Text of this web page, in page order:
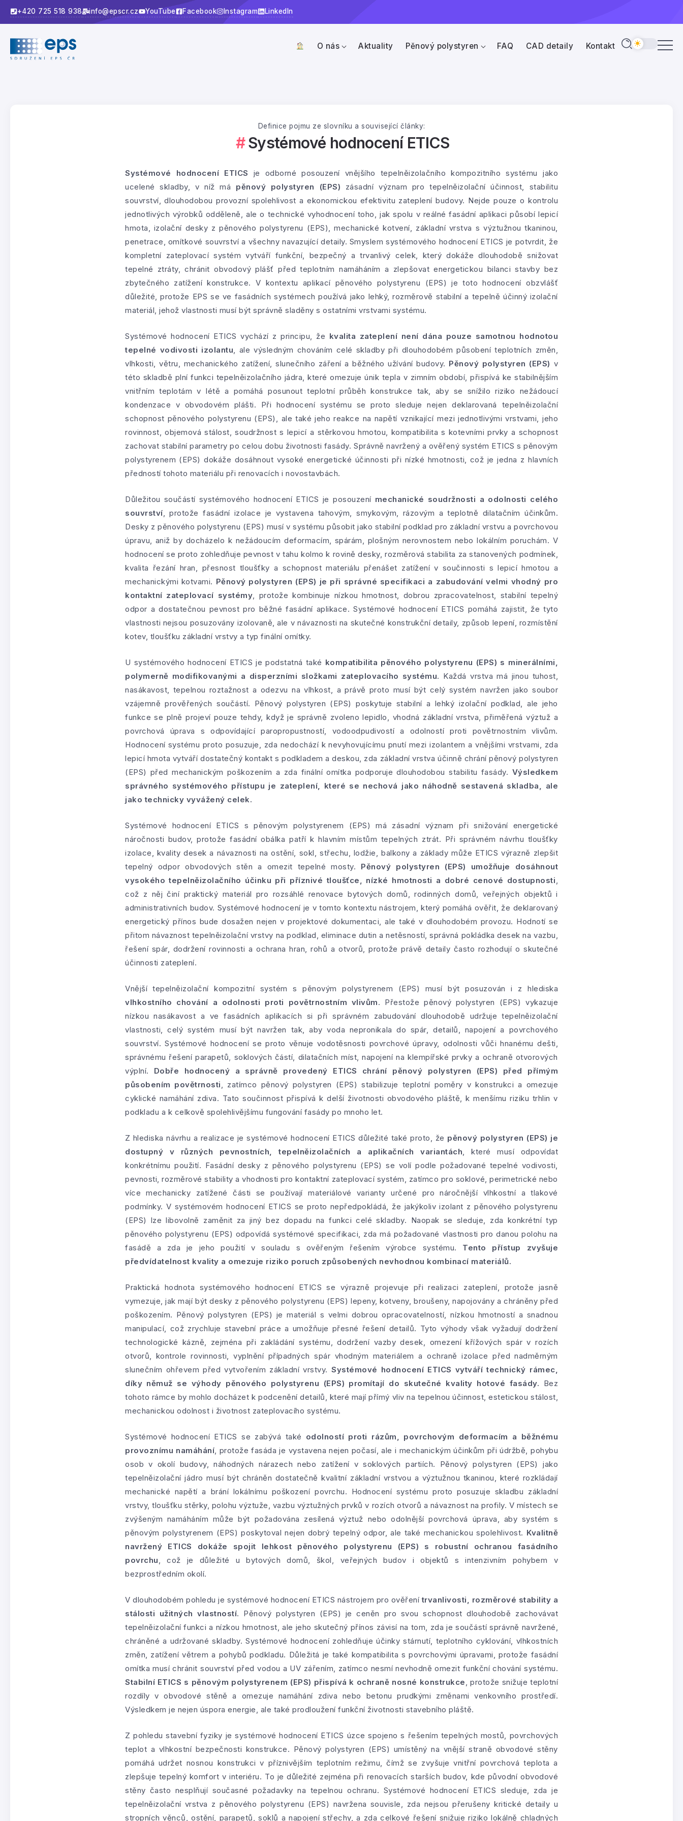
+420 725 518 938 info@epscr.cz YouTube Facebook Instagram LinkedIn
O nás Aktuality Pěnový polystyren FAQ CAD detaily Kontakt
Definice pojmu ze slovníku a související články:
Systémové hodnocení ETICS
Systémové hodnocení ETICS je odborné posouzení vnějšího tepelněizolačního kompozitního systému jako
ucelené skladby, v níž má pěnový polystyren (EPS) zásadní význam pro tepelněizolační účinnost, stabilitu
souvrství, dlouhodobou provozní spolehlivost a ekonomickou efektivitu zateplení budovy. Nejde pouze o kontrolu
jednotlivých výrobků odděleně, ale o technické vyhodnocení toho, jak spolu v reálné fasádní aplikaci působí lepicí
hmota, izolační desky z pěnového polystyrenu (EPS), mechanické kotvení, základní vrstva s výztužnou tkaninou,
penetrace, omítkové souvrství a všechny navazující detaily. Smyslem systémového hodnocení ETICS je potvrdit, že
kompletní zateplovací systém vytváří funkční, bezpečný a trvanlivý celek, který dokáže dlouhodobě snižovat
tepelné ztráty, chránit obvodový plášť před teplotním namáháním a zlepšovat energetickou bilanci stavby bez
zbytečného zatížení konstrukce. V kontextu aplikací pěnového polystyrenu (EPS) je toto hodnocení obzvlášť
důležité, protože EPS se ve fasádních systémech používá jako lehký, rozměrově stabilní a tepelně účinný izolační
materiál, jehož vlastnosti musí být správně sladěny s ostatními vrstvami systému.
Systémové hodnocení ETICS vychází z principu, že kvalita zateplení není dána pouze samotnou hodnotou
tepelné vodivosti izolantu, ale výsledným chováním celé skladby při dlouhodobém působení teplotních změn,
vlhkosti, větru, mechanického zatížení, slunečního záření a běžného užívání budovy. Pěnový polystyren (EPS) v
této skladbě plní funkci tepelněizolačního jádra, které omezuje únik tepla v zimním období, přispívá ke stabilnějším
vnitřním teplotám v létě a pomáhá posunout teplotní průběh konstrukce tak, aby se snížilo riziko nežádoucí
kondenzace v obvodovém plášti. Při hodnocení systému se proto sleduje nejen deklarovaná tepelněizolační
schopnost pěnového polystyrenu (EPS), ale také jeho reakce na napětí vznikající mezi jednotlivými vrstvami, jeho
rovinnost, objemová stálost, soudržnost s lepicí a stěrkovou hmotou, kompatibilita s kotevními prvky a schopnost
zachovat stabilní parametry po celou dobu životnosti fasády. Správně navržený a ověřený systém ETICS s pěnovým
polystyrenem (EPS) dokáže dosáhnout vysoké energetické účinnosti při nízké hmotnosti, což je jedna z hlavních
předností tohoto materiálu při renovacích i novostavbách.
Důležitou součástí systémového hodnocení ETICS je posouzení mechanické soudržnosti a odolnosti celého
souvrství, protože fasádní izolace je vystavena tahovým, smykovým, rázovým a teplotně dilatačním účinkům.
Desky z pěnového polystyrenu (EPS) musí v systému působit jako stabilní podklad pro základní vrstvu a povrchovou
úpravu, aniž by docházelo k nežádoucím deformacím, spárám, plošným nerovnostem nebo lokálním poruchám. V
hodnocení se proto zohledňuje pevnost v tahu kolmo k rovině desky, rozměrová stabilita za stanovených podmínek,
kvalita řezání hran, přesnost tloušťky a schopnost materiálu přenášet zatížení v součinnosti s lepicí hmotou a
mechanickými kotvami. Pěnový polystyren (EPS) je při správné specifikaci a zabudování velmi vhodný pro
kontaktní zateplovací systémy, protože kombinuje nízkou hmotnost, dobrou zpracovatelnost, stabilní tepelný
odpor a dostatečnou pevnost pro běžné fasádní aplikace. Systémové hodnocení ETICS pomáhá zajistit, že tyto
vlastnosti nejsou posuzovány izolovaně, ale v návaznosti na skutečné konstrukční detaily, způsob lepení, rozmístění
kotev, tloušťku základní vrstvy a typ finální omítky.
U systémového hodnocení ETICS je podstatná také kompatibilita pěnového polystyrenu (EPS) s minerálními,
polymerně modifikovanými a disperzními složkami zateplovacího systému. Každá vrstva má jinou tuhost,
nasákavost, tepelnou roztažnost a odezvu na vlhkost, a právě proto musí být celý systém navržen jako soubor
vzájemně prověřených součástí. Pěnový polystyren (EPS) poskytuje stabilní a lehký izolační podklad, ale jeho
funkce se plně projeví pouze tehdy, když je správně zvoleno lepidlo, vhodná základní vrstva, přiměřená výztuž a
povrchová úprava s odpovídající paropropustností, vodoodpudivostí a odolností proti povětrnostním vlivům.
Hodnocení systému proto posuzuje, zda nedochází k nevyhovujícímu pnutí mezi izolantem a vnějšími vrstvami, zda
lepicí hmota vytváří dostatečný kontakt s podkladem a deskou, zda základní vrstva účinně chrání pěnový polystyren
(EPS) před mechanickým poškozením a zda finální omítka podporuje dlouhodobou stabilitu fasády. Výsledkem
správného systémového přístupu je zateplení, které se nechová jako náhodně sestavená skladba, ale
jako technicky vyvážený celek.
Systémové hodnocení ETICS s pěnovým polystyrenem (EPS) má zásadní význam při snižování energetické
náročnosti budov, protože fasádní obálka patří k hlavním místům tepelných ztrát. Při správném návrhu tloušťky
izolace, kvality desek a návaznosti na ostění, sokl, střechu, lodžie, balkony a základy může ETICS výrazně zlepšit
tepelný odpor obvodových stěn a omezit tepelné mosty. Pěnový polystyren (EPS) umožňuje dosáhnout
vysokého tepelněizolačního účinku při příznivé tloušťce, nízké hmotnosti a dobré cenové dostupnosti,
což z něj činí praktický materiál pro rozsáhlé renovace bytových domů, rodinných domů, veřejných objektů i
administrativních budov. Systémové hodnocení je v tomto kontextu nástrojem, který pomáhá ověřit, že deklarovaný
energetický přínos bude dosažen nejen v projektové dokumentaci, ale také v dlouhodobém provozu. Hodnotí se
přitom návaznost tepelněizolační vrstvy na podklad, eliminace dutin a netěsností, správná pokládka desek na vazbu,
řešení spár, dodržení rovinnosti a ochrana hran, rohů a otvorů, protože právě detaily často rozhodují o skutečné
účinnosti zateplení.
Vnější tepelněizolační kompozitní systém s pěnovým polystyrenem (EPS) musí být posuzován i z hlediska
vlhkostního chování a odolnosti proti povětrnostním vlivům. Přestože pěnový polystyren (EPS) vykazuje
nízkou nasákavost a ve fasádních aplikacích si při správném zabudování dlouhodobě udržuje tepelněizolační
vlastnosti, celý systém musí být navržen tak, aby voda nepronikala do spár, detailů, napojení a povrchového
souvrství. Systémové hodnocení se proto věnuje vodotěsnosti povrchové úpravy, odolnosti vůči hnanému dešti,
správnému řešení parapetů, soklových částí, dilatačních míst, napojení na klempířské prvky a ochraně otvorových
výplní. Dobře hodnocený a správně provedený ETICS chrání pěnový polystyren (EPS) před přímým
působením povětrnosti, zatímco pěnový polystyren (EPS) stabilizuje teplotní poměry v konstrukci a omezuje
cyklické namáhání zdiva. Tato součinnost přispívá k delší životnosti obvodového pláště, k menšímu riziku trhlin v
podkladu a k celkově spolehlivějšímu fungování fasády po mnoho let.
Z hlediska návrhu a realizace je systémové hodnocení ETICS důležité také proto, že pěnový polystyren (EPS) je
dostupný v různých pevnostních, tepelněizolačních a aplikačních variantách, které musí odpovídat
konkrétnímu použití. Fasádní desky z pěnového polystyrenu (EPS) se volí podle požadované tepelné vodivosti,
pevnosti, rozměrové stability a vhodnosti pro kontaktní zateplovací systém, zatímco pro soklové, perimetrické nebo
více mechanicky zatížené části se používají materiálové varianty určené pro náročnější vlhkostní a tlakové
podmínky. V systémovém hodnocení ETICS se proto nepředpokládá, že jakýkoliv izolant z pěnového polystyrenu
(EPS) lze libovolně zaměnit za jiný bez dopadu na funkci celé skladby. Naopak se sleduje, zda konkrétní typ
pěnového polystyrenu (EPS) odpovídá systémové specifikaci, zda má požadované vlastnosti pro danou polohu na
fasádě a zda je jeho použití v souladu s ověřeným řešením výrobce systému. Tento přístup zvyšuje
předvídatelnost kvality a omezuje riziko poruch způsobených nevhodnou kombinací materiálů.
Praktická hodnota systémového hodnocení ETICS se výrazně projevuje při realizaci zateplení, protože jasně
vymezuje, jak mají být desky z pěnového polystyrenu (EPS) lepeny, kotveny, broušeny, napojovány a chráněny před
poškozením. Pěnový polystyren (EPS) je materiál s velmi dobrou opracovatelností, nízkou hmotností a snadnou
manipulací, což zrychluje stavební práce a umožňuje přesné řešení detailů. Tyto výhody však vyžadují dodržení
technologické kázně, zejména při zakládání systému, dodržení vazby desek, omezení křížových spár v rozích
otvorů, kontrole rovinnosti, vyplnění případných spár vhodným materiálem a ochraně izolace před nadměrným
slunečním ohřevem před vytvořením základní vrstvy.Systémové hodnocení ETICS vytváří technický rámec,
díky němuž se výhody pěnového polystyrenu (EPS) promítají do skutečné kvality hotové fasády. Bez
tohoto rámce by mohlo docházet k podcenění detailů, které mají přímý vliv na tepelnou účinnost, estetickou stálost,
mechanickou odolnost i životnost zateplovacího systému.
Systémové hodnocení ETICS se zabývá také odolností proti rázům, povrchovým deformacím a běžnému
provoznímu namáhání, protože fasáda je vystavena nejen počasí, ale i mechanickým účinkům při údržbě, pohybu
osob v okolí budovy, náhodných nárazech nebo zatížení v soklových partiích. Pěnový polystyren (EPS) jako
tepelněizolační jádro musí být chráněn dostatečně kvalitní základní vrstvou a výztužnou tkaninou, které rozkládají
mechanické napětí a brání lokálnímu poškození povrchu. Hodnocení systému proto posuzuje skladbu základní
vrstvy, tloušťku stěrky, polohu výztuže, vazbu výztužných prvků v rozích otvorů a návaznost na profily. V místech se
zvýšeným namáháním může být požadována zesílená výztuž nebo odolnější povrchová úprava, aby systém s
pěnovým polystyrenem (EPS) poskytoval nejen dobrý tepelný odpor, ale také mechanickou spolehlivost. Kvalitně
navržený ETICS dokáže spojit lehkost pěnového polystyrenu (EPS) s robustní ochranou fasádního
povrchu, což je důležité u bytových domů, škol, veřejných budov i objektů s intenzivním pohybem v
bezprostředním okolí.
V dlouhodobém pohledu je systémové hodnocení ETICS nástrojem pro ověřenítrvanlivosti, rozměrové stability a
stálosti užitných vlastností. Pěnový polystyren (EPS) je ceněn pro svou schopnost dlouhodobě zachovávat
tepelněizolační funkci a nízkou hmotnost, ale jeho skutečný přínos závisí na tom, zda je součástí správně navržené,
chráněné a udržované skladby. Systémové hodnocení zohledňuje účinky stárnutí, teplotního cyklování, vlhkostních
změn, zatížení větrem a pohybů podkladu. Důležitá je také kompatibilita s povrchovými úpravami, protože fasádní
omítka musí chránit souvrství před vodou a UV zářením, zatímco nesmí nevhodně omezit funkční chování systému.
Stabilní ETICS s pěnovým polystyrenem (EPS) přispívá k ochraně nosné konstrukce, protože snižuje teplotní
rozdíly v obvodové stěně a omezuje namáhání zdiva nebo betonu prudkými změnami venkovního prostředí.
Výsledkem je nejen úspora energie, ale také prodloužení funkční životnosti stavebního pláště.
Z pohledu stavební fyziky je systémové hodnocení ETICS úzce spojeno s řešením tepelných mostů, povrchových
teplot a vlhkostní bezpečnosti konstrukce. Pěnový polystyren (EPS) umístěný na vnější straně obvodové stěny
pomáhá udržet nosnou konstrukci v příznivějším teplotním režimu, čímž se zvyšuje vnitřní povrchová teplota a
zlepšuje tepelný komfort v interiéru. To je důležité zejména při renovacích starších budov, kde původní obvodové
stěny často nesplňují současné požadavky na tepelnou ochranu. Systémové hodnocení ETICS sleduje, zda je
tepelněizolační vrstva z pěnového polystyrenu (EPS) navržena souvisle, zda nejsou přerušeny kritické detaily u
stropních věnců, ostění, parapetů, soklů a napojení střechy, a zda celkové řešení snižuje riziko lokálně chladných